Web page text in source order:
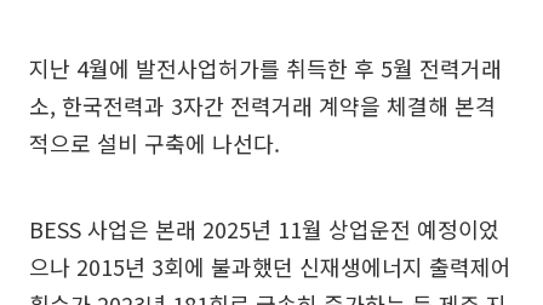
지난 4월에 발전사업허가를 취득한 후 5월 전력거래
소, 한국전력과 3자간 전력거래 계약을 체결해 본격
적으로 설비 구축에 나선다.
BESS 사업은 본래 2025년 11월 상업운전 예정이었
으나 2015년 3회에 불과했던 신재생에너지 출력제어